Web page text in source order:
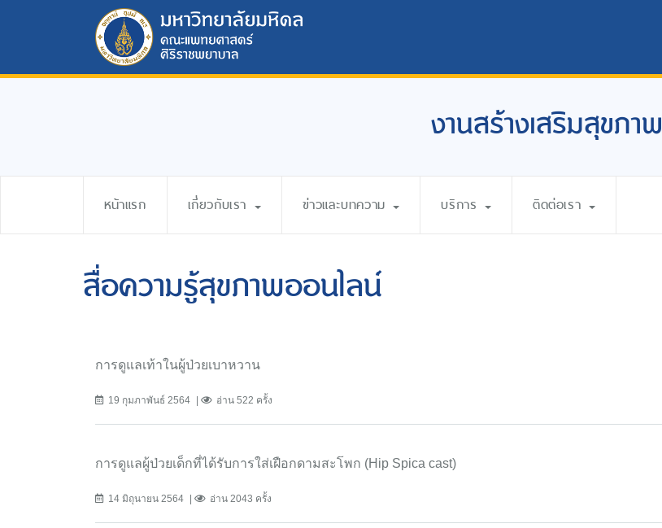
งานสร้างเสริมสุขภาพ
หน้าแรก เกี่ยวกับเรา ข่าวและบทความ บริการ ติดต่อเรา
สื่อความรู้สุขภาพออนไลน์
การดูแลเท้าในผู้ป่วยเบาหวาน
19 กุมภาพันธ์ 2564 อ่าน 522 ครั้ง
การดูแลผู้ป่วยเด็กที่ได้รับการใส่เฝือกดามสะโพก (Hip Spica cast)
14 มิถุนายน 2564 อ่าน 2043 ครั้ง